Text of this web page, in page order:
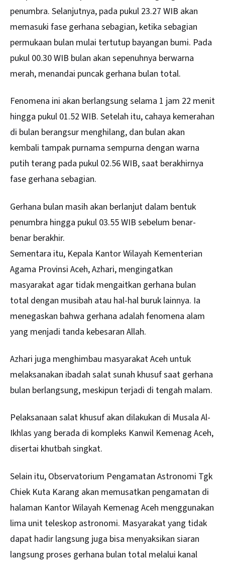
penumbra. Selanjutnya, pada pukul 23.27 WIB akan
memasuki fase gerhana sebagian, ketika sebagian
permukaan bulan mulai tertutup bayangan bumi. Pada
pukul 00.30 WIB bulan akan sepenuhnya berwarna
merah, menandai puncak gerhana bulan total.
Fenomena ini akan berlangsung selama 1 jam 22 menit
hingga pukul 01.52 WIB. Setelah itu, cahaya kemerahan
di bulan berangsur menghilang, dan bulan akan
kembali tampak purnama sempurna dengan warna
putih terang pada pukul 02.56 WIB, saat berakhirnya
fase gerhana sebagian.
Gerhana bulan masih akan berlanjut dalam bentuk
penumbra hingga pukul 03.55 WIB sebelum benar-
benar berakhir.
Sementara itu, Kepala Kantor Wilayah Kementerian
Agama Provinsi Aceh, Azhari, mengingatkan
masyarakat agar tidak mengaitkan gerhana bulan
total dengan musibah atau hal-hal buruk lainnya. Ia
menegaskan bahwa gerhana adalah fenomena alam
yang menjadi tanda kebesaran Allah.
Azhari juga menghimbau masyarakat Aceh untuk
melaksanakan ibadah salat sunah khusuf saat gerhana
bulan berlangsung, meskipun terjadi di tengah malam.
Pelaksanaan salat khusuf akan dilakukan di Musala Al-
Ikhlas yang berada di kompleks Kanwil Kemenag Aceh,
disertai khutbah singkat.
Selain itu, Observatorium Pengamatan Astronomi Tgk
Chiek Kuta Karang akan memusatkan pengamatan di
halaman Kantor Wilayah Kemenag Aceh menggunakan
lima unit teleskop astronomi. Masyarakat yang tidak
dapat hadir langsung juga bisa menyaksikan siaran
langsung proses gerhana bulan total melalui kanal